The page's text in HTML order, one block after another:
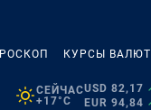
КУРСЫ ВАЛЮТ
СЕЙЧАС
+17°C
USD 82,17
EUR 94,84